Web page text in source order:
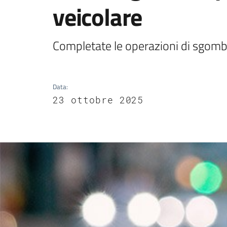
veicolare
Completate le operazioni di
Data:
23 ottobre 2025